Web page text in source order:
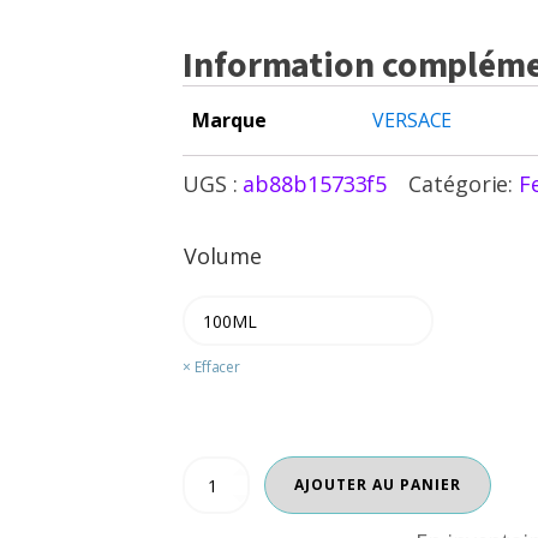
Information
Marque VERSACE
UGS : ab88b15733f5 Catégorie:
Volume
Effacer
quantité
AJOUTER AU PANIER